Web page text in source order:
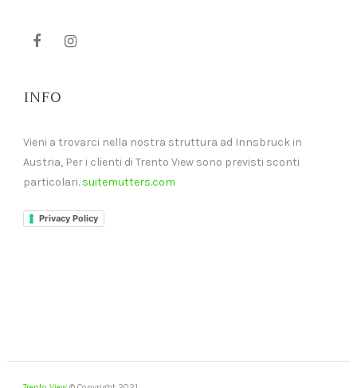
INFO
Vieni a trovarci nella nostra struttura ad Innsbruck in
Austria, Per i clienti di Trento View sono previsti sconti
particolari. suitemutters.com
Privacy Policy